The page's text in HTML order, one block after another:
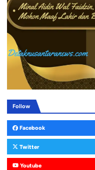
Follow
Facebook
Twitter
Youtube